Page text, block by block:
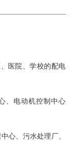
医院、学校的配电
、电动机控制中心
心、污水处理厂、